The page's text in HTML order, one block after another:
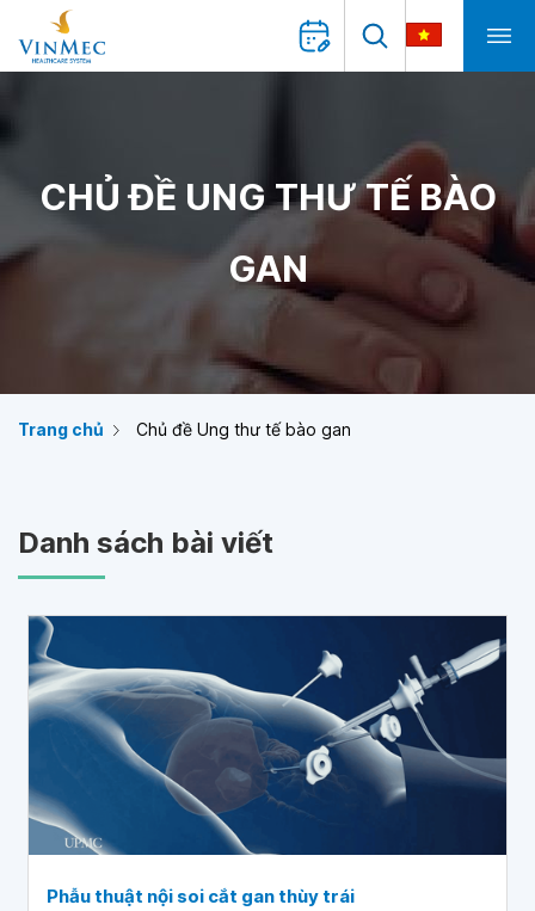
CHỦ ĐỀ UNG THƯ TẾ BÀO
GAN
Trang chủ Chủ đề Ung thư tế bào gan
Danh sách bài viết
Phẫu thuật nội soi cắt gan thùy trái